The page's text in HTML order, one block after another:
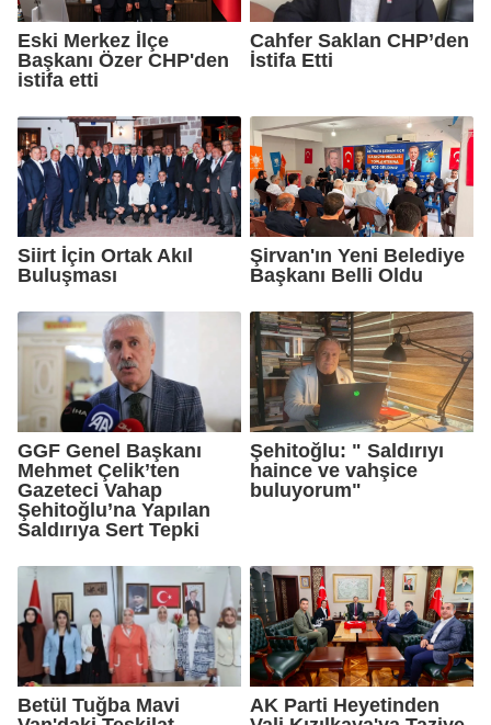
Eski Merkez İlçe
Başkanı Özer CHP'den
istifa etti
Cahfer Saklan CHP’den
İstifa Etti
Siirt İçin Ortak Akıl
Buluşması
Şirvan'ın Yeni Belediye
Başkanı Belli Oldu
GGF Genel Başkanı
Mehmet Çelik’ten
Gazeteci Vahap
Şehitoğlu’na Yapılan
Saldırıya Sert Tepki
Şehitoğlu: " Saldırıyı
haince ve vahşice
buluyorum"
Betül Tuğba Mavi
AK Parti Heyetinden